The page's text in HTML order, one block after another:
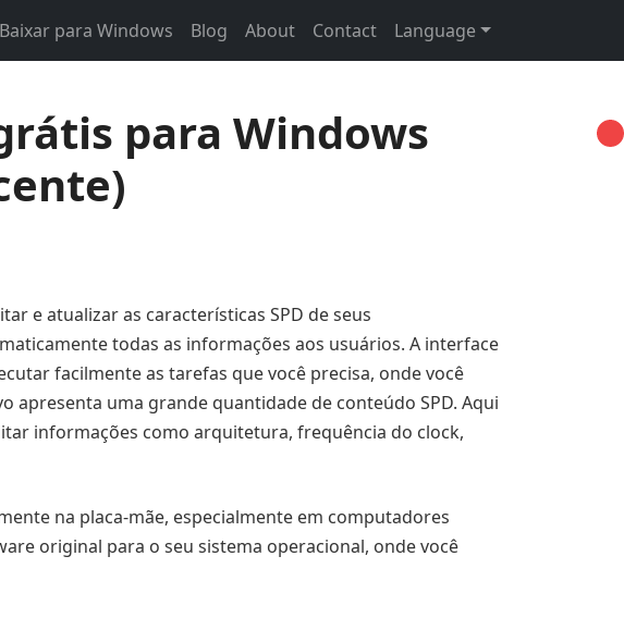
Baixar para Windows Blog About Contact Language
para Windows
e atualizar as características SPD de seus
todas as informações aos usuários. A interface
facilmente as tarefas que você precisa, onde você
apresenta uma grande quantidade de conteúdo SPD. Aqui
informações como arquitetura, frequência do clock,
na placa-mãe, especialmente em computadores
original para o seu sistema operacional, onde você